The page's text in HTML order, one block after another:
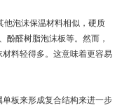
泡沫保温材料相似，硬质
酚醛树脂泡沫板等。然而，
料轻得多。这意味着更容易
板来形成复合结构来进一步